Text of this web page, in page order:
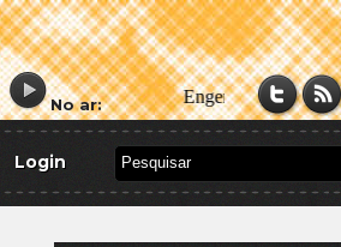
No ar:
Login